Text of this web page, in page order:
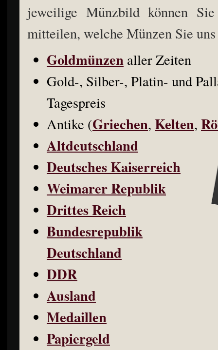
jeweilige Münzbild können
mitteilen, welche Münzen Sie
Goldmünzen aller Zeiten
Gold-, Silber-, Platin- und
Tagespreis
Antike (Griechen, Kelten,
Altdeutschland
Deutsches Kaiserreich
Weimarer Republik
Drittes Reich
Bundesrepublik
Deutschland
DDR
Ausland
Medaillen
Papiergeld